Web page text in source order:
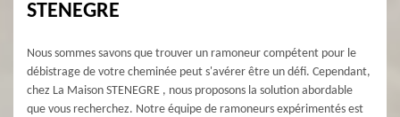
STENEGRE
Nous sommes savons que trouver un ramoneur compétent pour le
débistrage de votre cheminée peut s'avérer être un défi. Cependant,
chez La Maison STENEGRE , nous proposons la solution abordable
que vous recherchez. Notre équipe de ramoneurs expérimentés est